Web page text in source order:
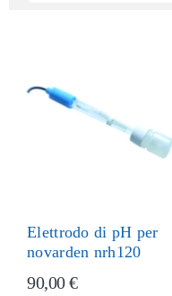
Elettrodo di pH per
novarden nrh120
90,00 €